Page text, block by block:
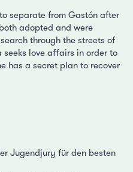
separate from Gastón after
adopted and were
through the streets of
love affairs in order to
has a secret plan to recover
Jugendjury für den besten